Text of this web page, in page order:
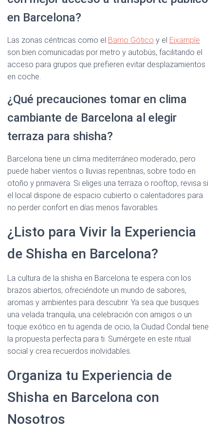
en Barcelona?
Las zonas céntricas como el Barrio Gótico y el Eixample
son bien comunicadas por metro y autobús, facilitando el
acceso para grupos que prefieren evitar desplazamientos
en coche.
¿Qué precauciones tomar en clima
cambiante de Barcelona al elegir
terraza para shisha?
Barcelona tiene un clima mediterráneo moderado, pero
puede haber vientos o lluvias repentinas, sobre todo en
otoño y primavera. Si eliges una terraza o rooftop, revisa si
el local dispone de espacio cubierto o calentadores para
no perder confort en días menos favorables.
¿Listo para Vivir la Experiencia
de Shisha en Barcelona?
La cultura de la shisha en Barcelona te espera con los
brazos abiertos, ofreciéndote un mundo de sabores,
aromas y ambientes para descubrir. Ya sea que busques
una velada tranquila, una celebración con amigos o un
toque exótico en tu agenda de ocio, la Ciudad Condal tiene
la propuesta perfecta para ti. Sumérgete en este ritual
social y crea recuerdos inolvidables.
Organiza tu Experiencia de
Shisha en Barcelona con
Nosotros